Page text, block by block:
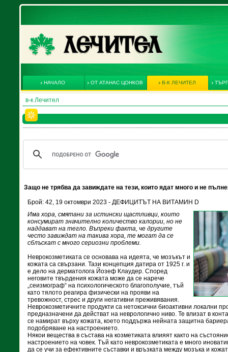
НАЧАЛО ОТ АТАНАС ЦОНКОВ В-К ЛЕЧИТЕЛ
в-к Лечител
Защо не трябва да завиждате на тези, които ядат много и не
Брой: 42, 19 октомври 2023 - ДЕФИЦИТЪТ НА ВИТАМИН D
Има хора, смятани за истински щастливци, които
консумират значително количество калории, но не
наддават на тегло. Въпреки факта, че другите
често завиждат на такива хора, те могат да се
сблъскат с много сериозни проблеми.
Неврокозметиката се основава на идеята, че мозъкът и
кожата са свързани. Тази концепция датира от 1925 г. и
е дело на дерматолога Йозеф Клаудер. Според
неговите твърдения кожата може да се нарече
„сеизмограф“ на психологическото благополучие, тъй
като тялото реагира физически на прояви на
тревожност, стрес и други негативни преживявания.
Неврокозметичните продукти са нетоксични биоактивни локални
предназначени да действат на неврологично ниво. Те влизат в
се намират върху кожата, което поддържа нейната защитна
подобряване на настроението.
Някои вещества в състава на козметиката влияят както на
настроението на човек. Тъй като неврокозметиката е много
да се учи за ефективните съставки и връзката между мозъка и